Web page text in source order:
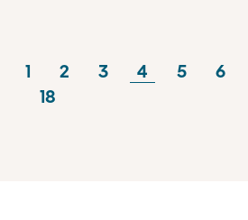
1 2 3 4 5 6
18